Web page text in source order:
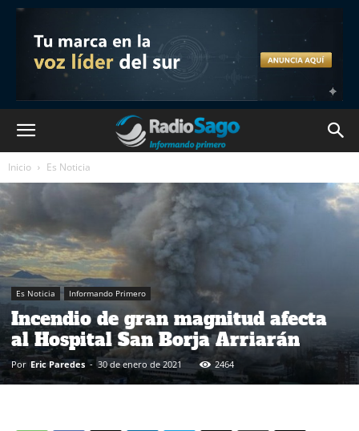
Inicio Es Noticia
Es Noticia Informando Primero
Incendio de gran magnitud afecta
al Hospital San Borja Arriarán
Por Eric Paredes - 30 de enero de 2021 2464